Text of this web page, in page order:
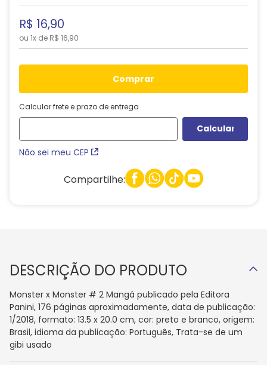
R$ 16,90
ou 1x de R$ 16,90
comprar
Calcular frete e prazo de entrega
Não sei meu CEP
Compartilhe:
DESCRIÇÃO DO PRODUTO
Monster x Monster # 2 Mangá publicado pela Editora
Panini, 176 páginas aproximadamente, data de publicação:
1/2018, formato: 13.5 x 20.0 cm, cor: preto e branco, origem:
Brasil, idioma da publicação: Português, Trata-se de um
gibi usado